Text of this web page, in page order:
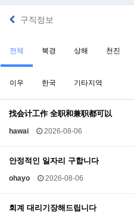
구직정보
전체 북경 상해 천진
이우 한국 기타지역
找会计工作 全职和兼职都可以
hawai 2026-08-06
안정적인 일자리 구합니다
ohayo 2026-08-06
회계 대리기장해드립니다